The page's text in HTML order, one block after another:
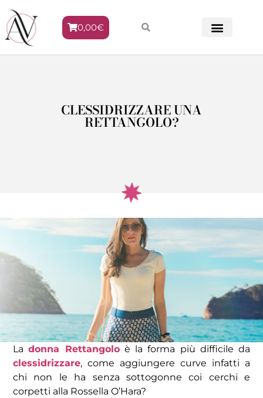
0,00€
CLESSIDRIZZARE UNA
RETTANGOLO?
Ladonna Rettangoloè la forma più difficile da
clessidrizzare, come aggiungere curve infatti a
chi non le ha senza sottogonne coi cerchi e
corpetti alla Rossella O’Hara?